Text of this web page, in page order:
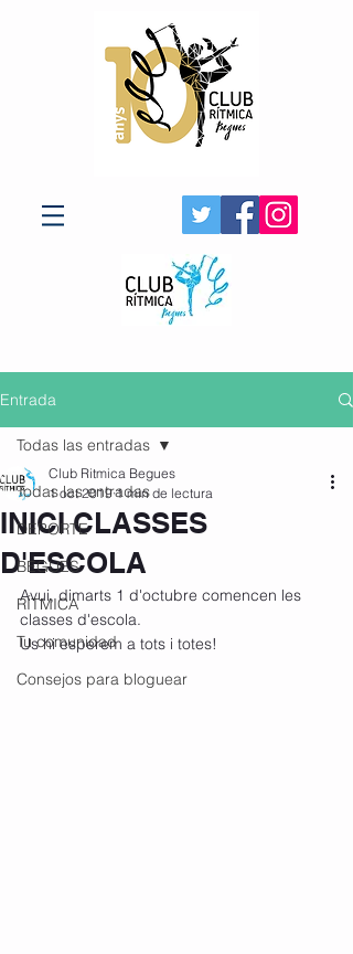
Entrada
Todas las entradas
DEPORTE
BEGUES
RÍTMICA
Tu comunidad
Consejos para bloguear
Todas las entradas
INICI CLASSES
D'ESCOLA
Club Ritmica Begues
1 oct 2019 1 min de lectura
Avui, dimarts 1 d'octubre comencen les
classes d'escola.
Us hi esperem a tots i totes!